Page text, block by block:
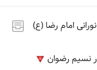
امام رضا (ع)
نسیم رضوان